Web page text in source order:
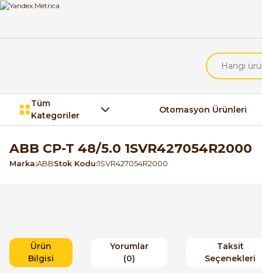
Tüm
Kategoriler
Otomasyon Ürünleri
ABB CP-T 48/5.0 1SVR427054R2000
Marka ABBStok Kodu 1SVR427054R2000
Ürün
Bilgisi
Yorumlar
(0)
Taksit
Seçenekleri